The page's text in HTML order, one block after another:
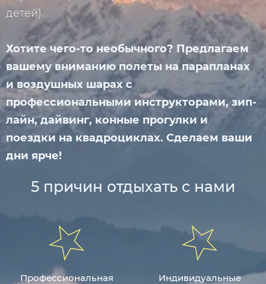
детей).
Хотите чего-то необычного? Предлагаем
вашему вниманию полеты на парапланах
и воздушных шарах с
профессиональными инструкторами, зип-
лайн, дайвинг, конные прогулки и
поездки на квадроциклах. Сделаем ваши
дни ярче!
5 причин отдыхать с нами
Профессиональная
Индивидуальные